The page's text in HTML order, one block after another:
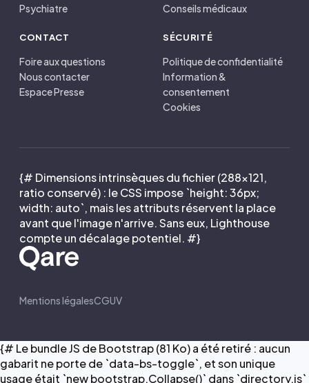
Psychiatre
Conseils médicaux
CONTACT
Foire aux questions
Nous contacter
Espace Presse
SÉCURITÉ
Politique de confidentialité
Information &
consentement
Cookies
{# Dimensions intrinsèques du fichier (288×121,
ratio conservé) : le CSS impose `height: 36px;
width: auto`, mais les attributs réservent la place
avant que l'image n'arrive. Sans eux, Lighthouse
compte un décalage potentiel. #}
Mentions légalesCGUV
{# Le bundle JS de Bootstrap (81 Ko) a été retiré : aucun
gabarit ne porte de `data-bs-toggle`, et son unique
usage était `new bootstrap.Collapse()` dans `directory.js`